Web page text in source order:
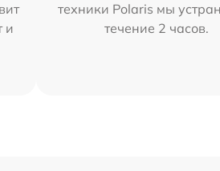
и
техники Polaris мы
течение 2 часов.